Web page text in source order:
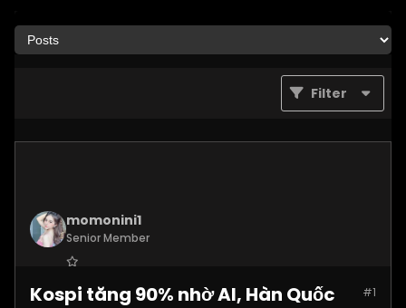
Filter
momonini1
Senior Member
Posts:5399 #1
Kospi tăng 90% nhờ AI, Hàn Quốc